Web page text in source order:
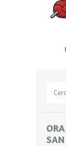
per: